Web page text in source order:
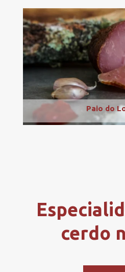
Paio do
cerdo